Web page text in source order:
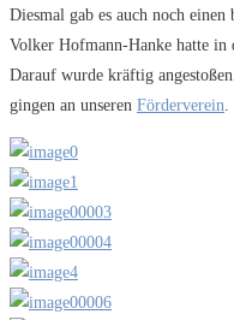
Diesmal gab es auch noch
Volker Hofmann-Hanke hatte in
Darauf wurde kräftig
gingen an unseren Förderverein.